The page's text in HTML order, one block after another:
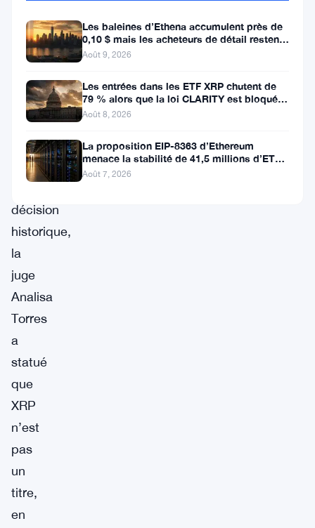
communauté
crypto
des
régulateurs
financiers.
Dans
décision
historique,
la
juge
Analisa
Torres
a
statué
que
XRP
n’est
pas
un
titre,
en
Les baleines d’Ethena accumulent près de
0,10 $ mais les acheteurs de détail restent
à l’écart
Août 9, 2026
Les entrées dans les ETF XRP chutent de
79 % alors que la loi CLARITY est bloquée
avant la pause du Sénat
Août 8, 2026
La proposition EIP-8363 d’Ethereum
menace la stabilité de 41,5 millions d’ETH
stakés et de la DeFi
Août 7, 2026